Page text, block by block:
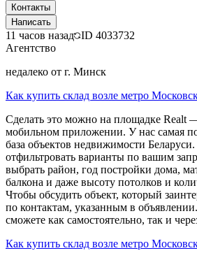
Контакты
Написать
11 часов назад ID 4033732
Агентство
недалеко от г. Минск
Как купить склад возле метро
Сделать это можно на площадке Realt
мобильном приложении. У нас самая
база объектов недвижимости
отфильтровать варианты по вашим
выбрать район, год постройки дома,
балкона и даже высоту потолков и
Чтобы обсудить объект, который
по контактам, указанным в
сможете как самостоятельно, так и
Как купить склад возле метро